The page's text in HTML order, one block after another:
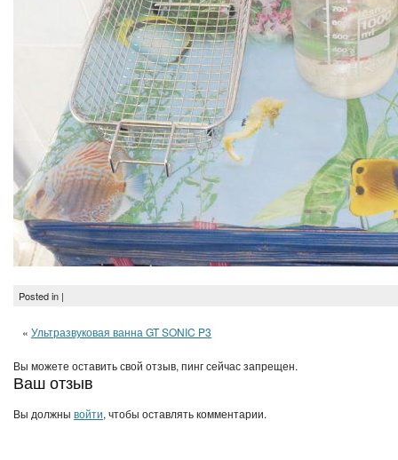
Posted in |
« Ультразвуковая ванна GT SONIC P3
Вы можете оставить свой отзыв, пинг сейчас запрещен.
Ваш отзыв
Вы должны войти, чтобы оставлять комментарии.